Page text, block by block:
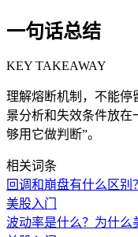
一句话总结
KEY TAKEAWAY
理解熔断机制，不能停
景分析和失效条件放在
够用它做判断”。
相关词条
回调和崩盘有什么区别
美股入门
波动率是什么？为什么